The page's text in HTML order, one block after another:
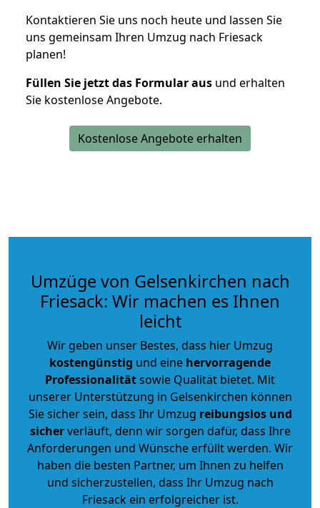
Kontaktieren Sie uns noch heute und lassen Sie
uns gemeinsam Ihren Umzug nach Friesack
planen!
Füllen Sie jetzt das Formular aus und erhalten
Sie kostenlose Angebote.
Kostenlose Angebote erhalten
Umzüge von Gelsenkirchen nach
Friesack: Wir machen es Ihnen
leicht
Wir geben unser Bestes, dass hier Umzug
kostengünstig und eine hervorragende
Professionalitätsowie Qualität bietet. Mit
unserer Unterstützung in Gelsenkirchen können
Sie sicher sein, dass Ihr Umzug reibungslos und
sicherverläuft, denn wir sorgen dafür, dass Ihre
Anforderungen und Wünsche erfüllt werden. Wir
haben die besten Partner, um Ihnen zu helfen
und sicherzustellen, dass Ihr Umzug nach
Friesack ein erfolgreicher ist.